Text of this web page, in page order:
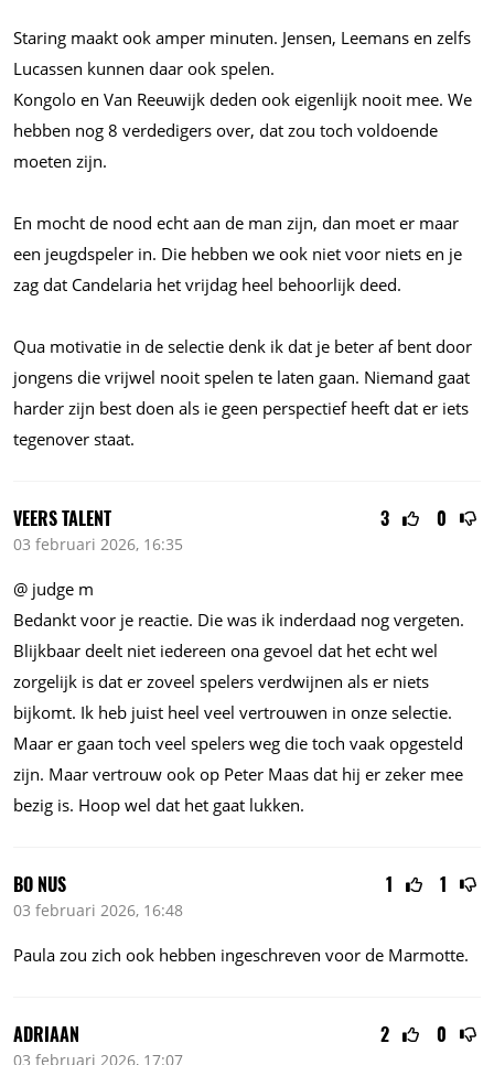
Staring maakt ook amper minuten. Jensen, Leemans en zelfs
Lucassen kunnen daar ook spelen.
Kongolo en Van Reeuwijk deden ook eigenlijk nooit mee. We
hebben nog 8 verdedigers over, dat zou toch voldoende
moeten zijn.
En mocht de nood echt aan de man zijn, dan moet er maar
een jeugdspeler in. Die hebben we ook niet voor niets en je
zag dat Candelaria het vrijdag heel behoorlijk deed.
Qua motivatie in de selectie denk ik dat je beter af bent door
jongens die vrijwel nooit spelen te laten gaan. Niemand gaat
harder zijn best doen als ie geen perspectief heeft dat er iets
tegenover staat.
3 0
VEERS TALENT
03 februari 2026, 16:35
@ judge m
Bedankt voor je reactie. Die was ik inderdaad nog vergeten.
Blijkbaar deelt niet iedereen ona gevoel dat het echt wel
zorgelijk is dat er zoveel spelers verdwijnen als er niets
bijkomt. Ik heb juist heel veel vertrouwen in onze selectie.
Maar er gaan toch veel spelers weg die toch vaak opgesteld
zijn. Maar vertrouw ook op Peter Maas dat hij er zeker mee
bezig is. Hoop wel dat het gaat lukken.
1 1
BO NUS
03 februari 2026, 16:48
Paula zou zich ook hebben ingeschreven voor de Marmotte.
2 0
ADRIAAN
03 februari 2026, 17:07